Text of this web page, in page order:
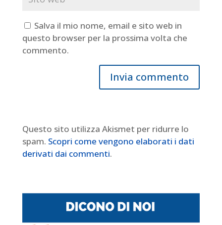
Salva il mio nome, email e sito web in
questo browser per la prossima volta che
commento.
Questo sito utilizza Akismet per ridurre lo
spam. Scopri come vengono elaborati i dati
derivati dai commenti.